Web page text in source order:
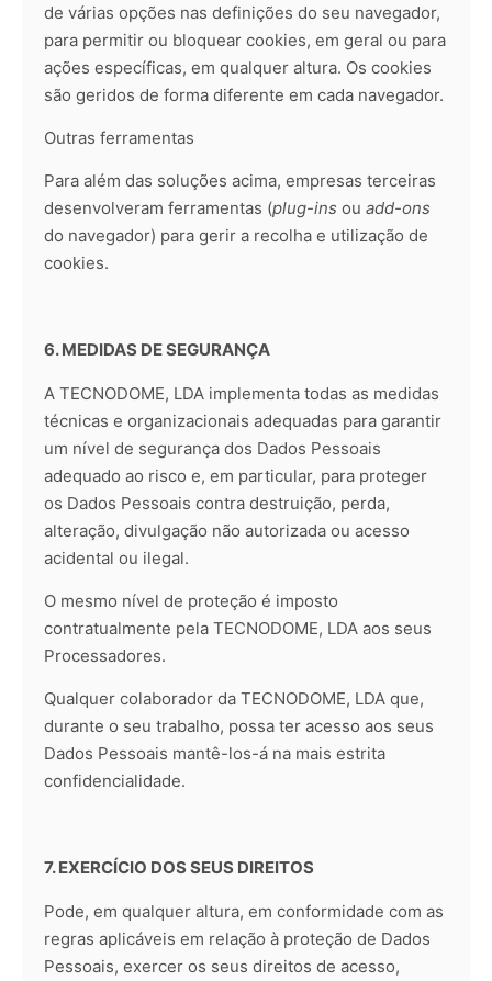
de várias opções nas definições do seu navegador,
para permitir ou bloquear cookies, em geral ou para
ações específicas, em qualquer altura. Os cookies
são geridos de forma diferente em cada navegador.
Outras ferramentas
Para além das soluções acima, empresas terceiras
desenvolveram ferramentas (plug-ins ou add-ons
do navegador) para gerir a recolha e utilização de
cookies.
6. MEDIDAS DE SEGURANÇA
A TECNODOME, LDA implementa todas as medidas
técnicas e organizacionais adequadas para garantir
um nível de segurança dos Dados Pessoais
adequado ao risco e, em particular, para proteger
os Dados Pessoais contra destruição, perda,
alteração, divulgação não autorizada ou acesso
acidental ou ilegal.
O mesmo nível de proteção é imposto
contratualmente pela TECNODOME, LDA aos seus
Processadores.
Qualquer colaborador da TECNODOME, LDA que,
durante o seu trabalho, possa ter acesso aos seus
Dados Pessoais mantê-los-á na mais estrita
confidencialidade.
7. EXERCÍCIO DOS SEUS DIREITOS
Pode, em qualquer altura, em conformidade com as
regras aplicáveis em relação à proteção de Dados
Pessoais, exercer os seus direitos de acesso,